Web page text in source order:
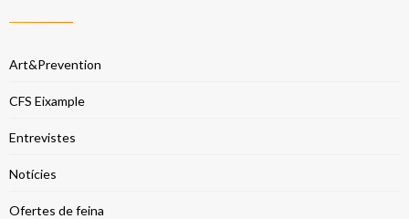
Art&Prevention
CFS Eixample
Entrevistes
Notícies
Ofertes de feina